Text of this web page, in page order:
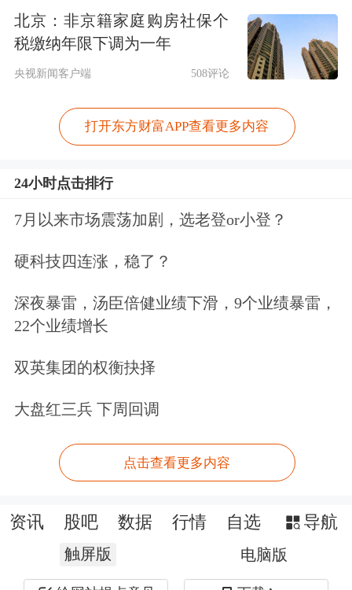
北京：非京籍家庭购房社保个
税缴纳年限下调为一年
央视新闻客户端 508评论
打开东方财富APP查看更多内容
24小时点击排行
7月以来市场震荡加剧，选老登or小登？
硬科技四连涨，稳了？
深夜暴雷，汤臣倍健业绩下滑，9个业绩暴雷，
22个业绩增长
双英集团的权衡抉择
大盘红三兵 下周回调
点击查看更多内容
资讯 股吧 数据 行情 自选 导航
触屏版 电脑版